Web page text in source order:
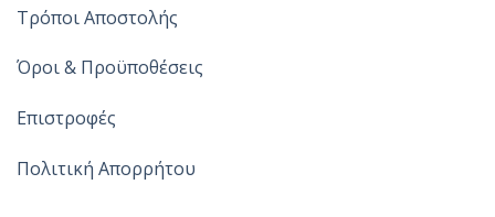
Τρόποι Αποστολής
Όροι & Προϋποθέσεις
Επιστροφές
Πολιτική Απορρήτου